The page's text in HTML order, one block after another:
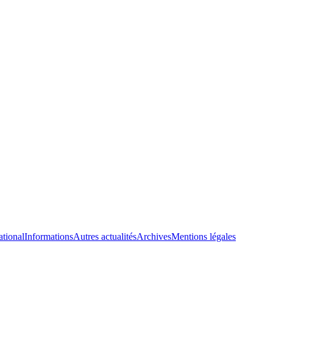
InformationsAutres actualitésArchivesMentions légales